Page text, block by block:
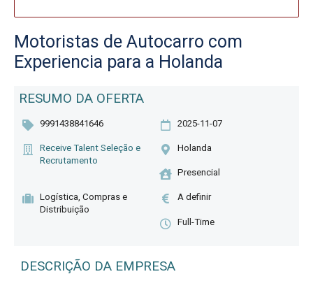
Motoristas de Autocarro com
Experiencia para a Holanda
RESUMO DA OFERTA
9991438841646 2025-11-07
Receive Talent Seleção e
Recrutamento
Holanda
Presencial
Logística, Compras e
Distribuição
A definir
Full-Time
DESCRIÇÃO DA EMPRESA